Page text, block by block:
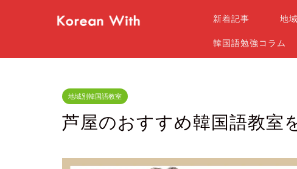
新着記事 地
韓国語勉強コラム
地域別韓国語教室
芦屋のおすすめ韓国語教室